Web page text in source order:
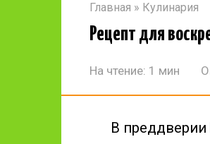
Главная » Кулинария
Рецепт для
На чтение: 1 мин
В